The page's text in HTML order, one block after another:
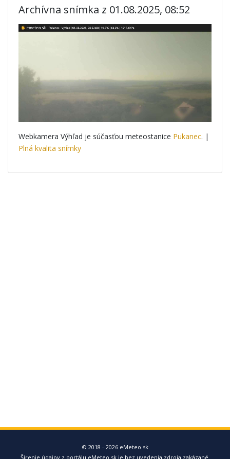
Archívna snímka z 01.08.2025, 08:52
Webkamera Výhľad je súčasťou meteostanice Pukanec. |
Plná kvalita snímky
© 2018 - 2026 eMeteo.sk
Šírenie údajov z portálu eMeteo.sk je bez uvedenia zdroja zakázané.